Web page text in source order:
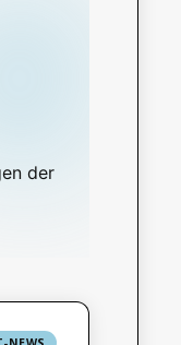
der